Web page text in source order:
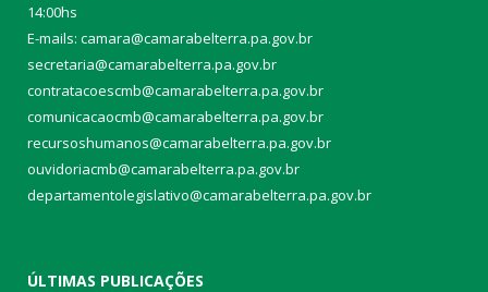
14:00hs
E-mails: camara@camarabelterra.pa.gov.br
secretaria@camarabelterra.pa.gov.br
contratacoescmb@camarabelterra.pa.gov.br
comunicacaocmb@camarabelterra.pa.gov.br
recursoshumanos@camarabelterra.pa.gov.br
ouvidoriacmb@camarabelterra.pa.gov.br
departamentolegislativo@camarabelterra.pa.gov.br
ÚLTIMAS PUBLICAÇÕES